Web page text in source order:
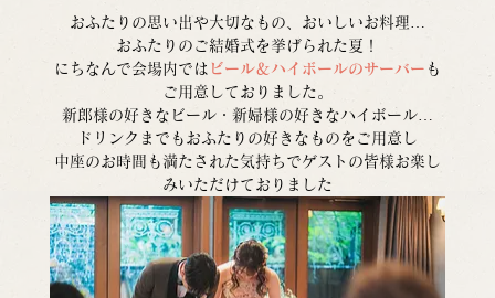
おふたりの思い出や大切なもの、おいしいお料理…
おふたりのご結婚式を挙げられた夏！
にちなんで会場内では ビール＆ハイボールのサーバー も
ご用意しておりました。
新郎様の好きなビール・新婦様の好きなハイボール…
ドリンクまでもおふたりの好きなものをご用意し
中座のお時間も満たされた気持ちでゲストの皆様お楽し
みいただけておりました